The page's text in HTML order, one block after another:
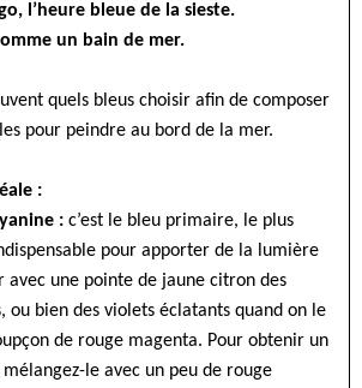
l’heure bleue de la sieste.
un bain de mer.
quels bleus choisir afin de composer
pour peindre au bord de la mer.
:
: c’est le bleu primaire, le plus
pour apporter de la lumière
avec une pointe de jaune citron des
ou bien des violets éclatants quand on le
de rouge magenta. Pour obtenir un
le avec un peu de rouge